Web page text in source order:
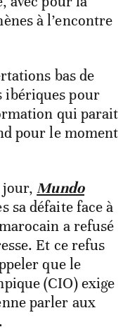
à l’encontre
bas de
ibériques pour
qui parait
pour le moment
jour,Mundo
sa défaite face à
a refusé
Et ce refus
que le
(CIO) exige
parler aux